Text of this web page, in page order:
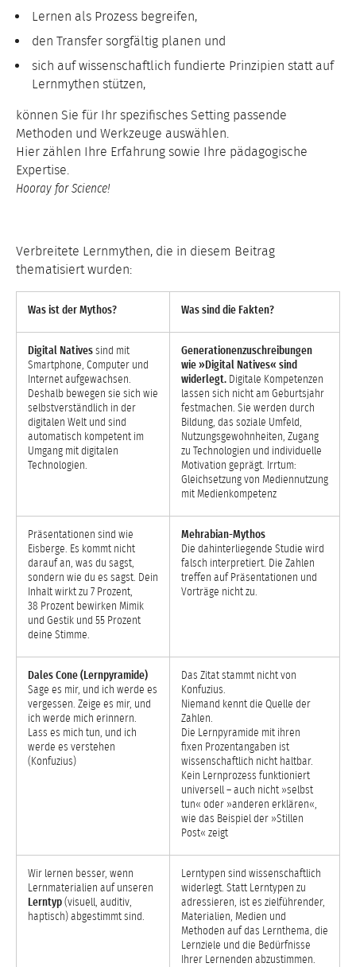
Lernen als Prozess begreifen,
den Transfer sorgfältig planen und
sich auf wissenschaftlich fundierte Prinzipien statt auf
Lernmythen stützen,
können Sie für Ihr spezifisches Setting passende
Methoden und Werkzeuge auswählen.
Hier zählen Ihre Erfahrung sowie Ihre pädagogische
Expertise.
Hooray for Science!
Verbreitete Lernmythen, die in diesem Beitrag
thematisiert wurden:
Was ist der Mythos? Was sind die Fakten?
Digital Nativessind mit
Smartphone, Computer und
Internet aufgewachsen.
Deshalb bewegen sie sich wie
selbstverständlich in der
digitalen Welt und sind
automatisch kompetent im
Umgang mit digitalen
Technologien.
Generationenzuschreibungen
wie »Digital Natives« sind
widerlegt. Digitale Kompetenzen
lassen sich nicht am Geburtsjahr
festmachen. Sie werden durch
Bildung, das soziale Umfeld,
Nutzungsgewohnheiten, Zugang
zu Technologien und individuelle
Motivation geprägt. Irrtum:
Gleichsetzung von Mediennutzung
mit Medienkompetenz
Präsentationen sind wie
Eisberge. Es kommt nicht
darauf an, was du sagst,
sondern wie du es sagst. Dein
Inhalt wirkt zu 7 Prozent,
38 Prozent bewirken Mimik
und Gestik und 55 Prozent
deine Stimme.
Mehrabian-Mythos
Die dahinterliegende Studie wird
falsch interpretiert. Die Zahlen
treffen auf Präsentationen und
Vorträge nicht zu.
Dales Cone (Lernpyramide)
Sage es mir, und ich werde es
vergessen. Zeige es mir, und
ich werde mich erinnern.
Lass es mich tun, und ich
werde es verstehen
(Konfuzius)
Das Zitat stammt nicht von
Konfuzius.
Niemand kennt die Quelle der
Zahlen.
Die Lernpyramide mit ihren
fixen Prozentangaben ist
wissenschaftlich nicht haltbar.
Kein Lernprozess funktioniert
universell – auch nicht »selbst
tun« oder »anderen erklären«,
wie das Beispiel der »Stillen
Post« zeigt
Wir lernen besser, wenn
Lernmaterialien auf unseren
Lerntyp(visuell, auditiv,
haptisch) abgestimmt sind.
Lerntypen sind wissenschaftlich
widerlegt. Statt Lerntypen zu
adressieren, ist es zielführender,
Materialien, Medien und
Methoden auf das Lernthema, die
Lernziele und die Bedürfnisse
Ihrer Lernenden abzustimmen.